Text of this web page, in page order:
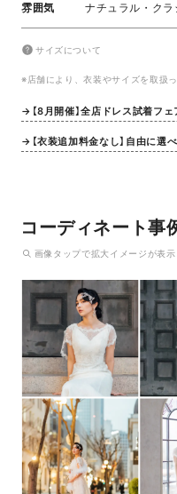
雰囲気
ナチュラル・クラ
サイズについて
※店舗により、衣装やサイズを取扱
→【8月開催】全店ドレス試着フェ
→【衣装追加料金なし】自由に選
コーディネート事
画像 タップで拡大イメージが表示